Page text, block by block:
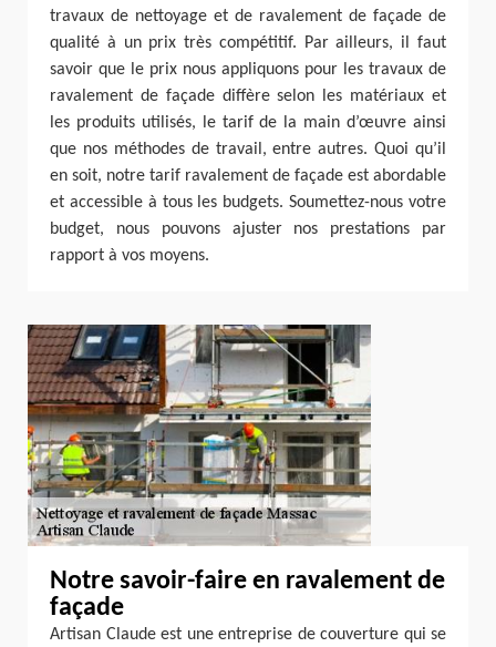
travaux de nettoyage et de ravalement de façade de
qualité à un prix très compétitif. Par ailleurs, il faut
savoir que le prix nous appliquons pour les travaux de
ravalement de façade diffère selon les matériaux et
les produits utilisés, le tarif de la main d’œuvre ainsi
que nos méthodes de travail, entre autres. Quoi qu’il
en soit, notre tarif ravalement de façade est abordable
et accessible à tous les budgets. Soumettez-nous votre
budget, nous pouvons ajuster nos prestations par
rapport à vos moyens.
Notre savoir-faire en ravalement de
façade
Artisan Claude est une entreprise de couverture qui se